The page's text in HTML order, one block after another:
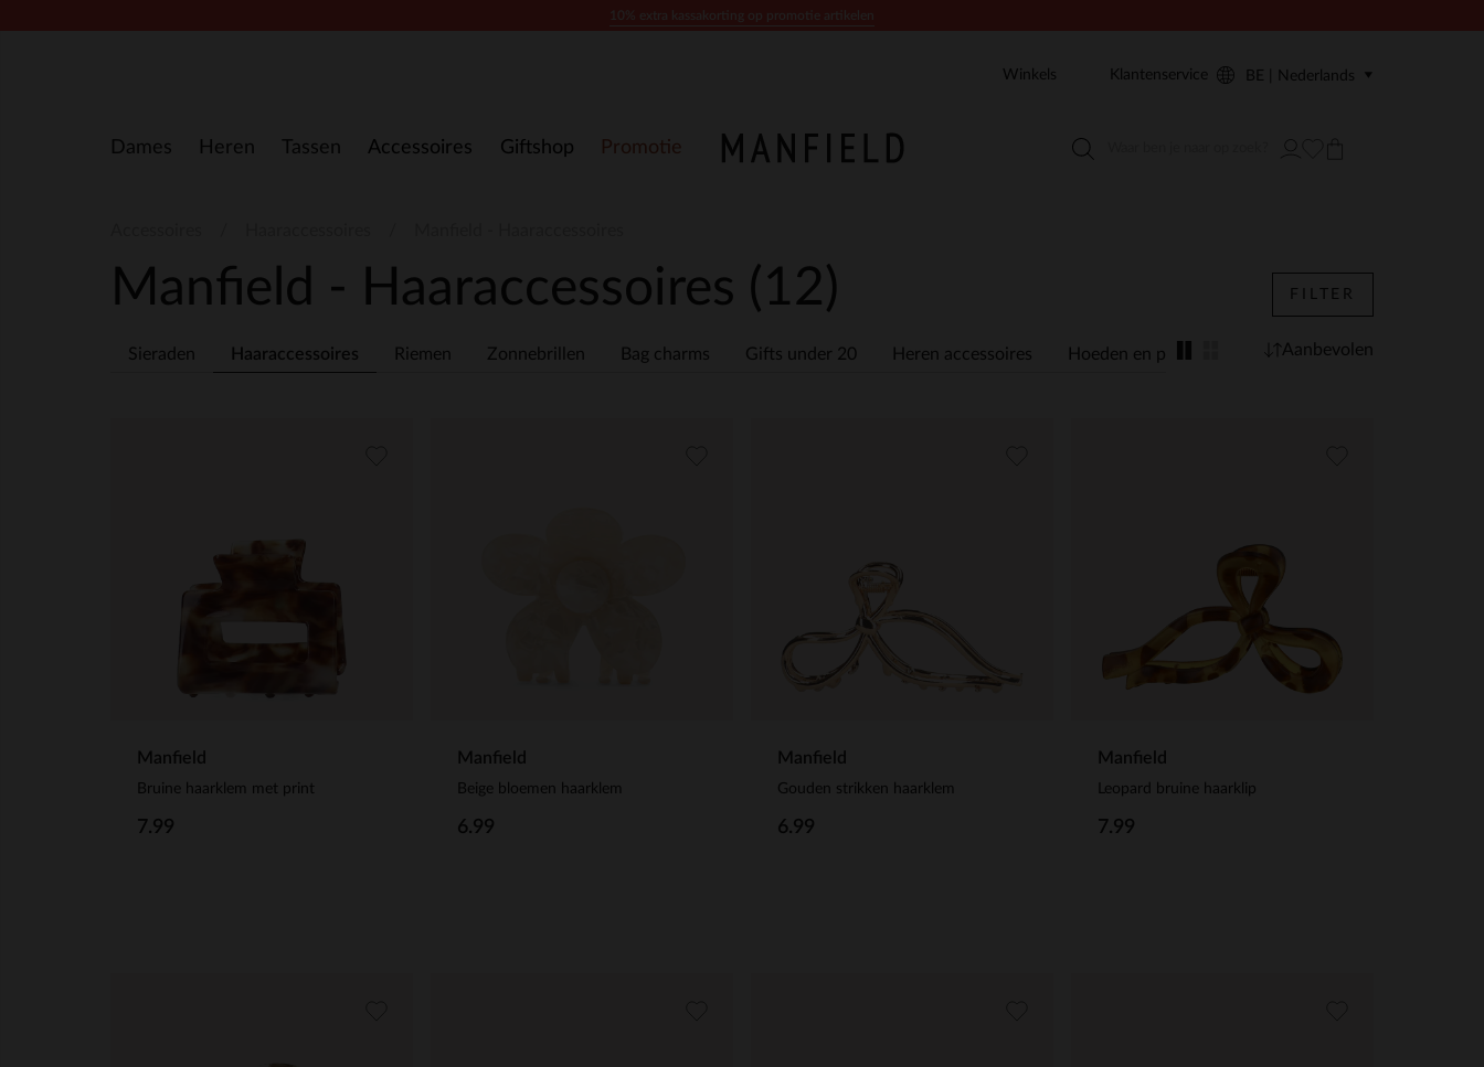
Dames Heren Tassen Accessoires Giftshop Promotie
Winkels Klantenservice BE | Nederlands
Manfield - Haaraccessoires (12)
Sieraden Haaraccessoires Riemen Zonnebrillen Bag charms Gifts under 20 Heren accessoires Hoeden en petten Sokken Sjaals
FILTER
Aanbevolen
Manfield
Bruine haarklem met print
7.99
Manfield
Beige bloemen haarklem
6.99
Manfield
Gouden strikken haarklem
6.99
Manfield
Leopard bruine haarklip
7.99